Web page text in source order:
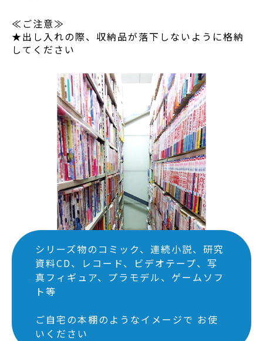
≪ご注意≫
★出し入れの際、収納品が落下しないように格納
してください
シリーズ物のコミック、連続小説、研究
資料CD、レコード、ビデオテープ、写
真フィギュア、プラモデル、ゲームソフ
ト等
ご自宅の本棚のようなイメージで お使
いください